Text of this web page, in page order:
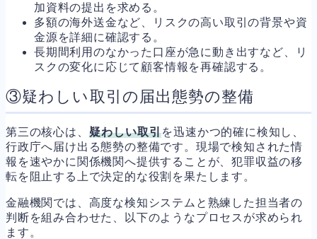
加資料の提出を求める。
多額の海外送金など、リスクの高い取引の背景や資
金源を詳細に確認する。
長期間利用のなかった口座が急に動き出すなど、リ
スクの変化に応じて顧客情報を再確認する。
③疑わしい取引の届出態勢の整備
第三の核心は、 疑わしい取引を迅速かつ的確に検知し、
行政庁へ届け出る態勢の整備です。現場で検知された情
報を速やかに関係機関へ提供することが、犯罪収益の移
転を阻止する上で決定的な役割を果たします。
金融機関では、高度な検知システムと熟練した担当者の
判断を組み合わせた、以下のようなプロセスが求められ
ます。